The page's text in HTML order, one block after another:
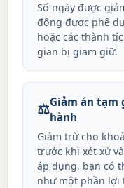
Số ngày được
động được phê
hoặc các thành
gian bị giam giữ.
⚖️Giảm án tạm
hành
Giảm trừ cho
trước khi xét xử
áp dụng, bạn có
như một phần lợi